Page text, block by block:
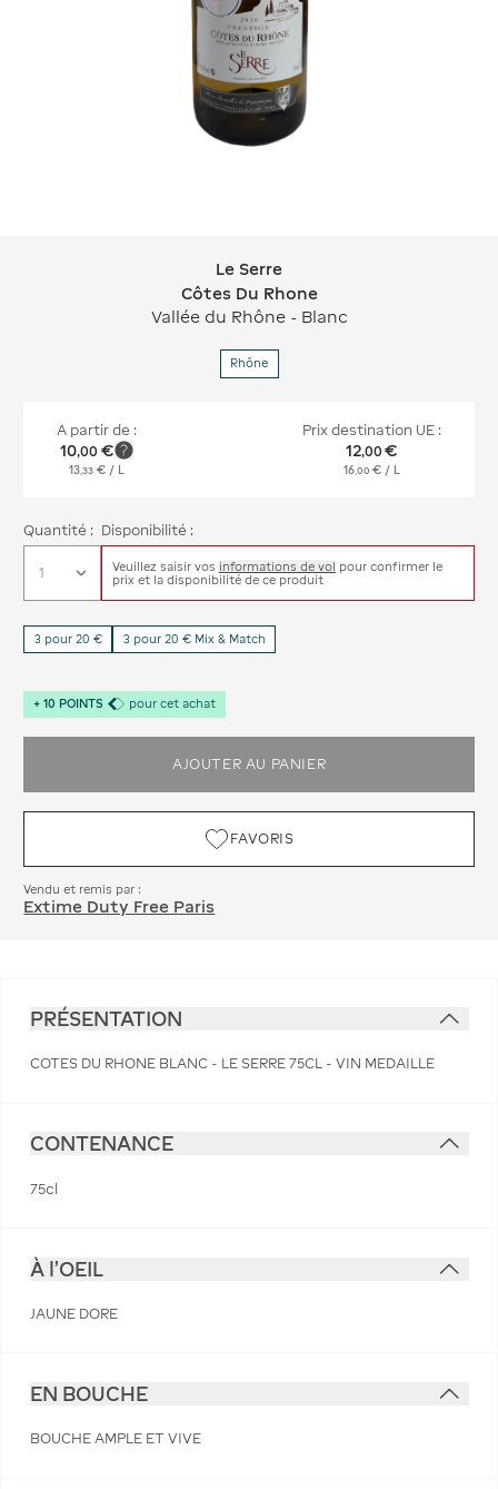
Le Serre Côtes Du Rhone
Le Serre
Côtes Du Rhone
Vallée du Rhône - Blanc
Rhône
A partir de :
10,00 €
13 ,33 € / L
Prix destination UE :
12,00 €
16, 00 € / L
Quantité : Disponibilité :
Veuillez saisir vos informations de vol pour confirmer le
prix et la disponibilité de ce produit
3 pour 20 € 3 pour 20 € Mix & Match
+ 10 POINTS pour cet achat
AJOUTER AU PANIER
FAVORIS
Vendu et remis par :
Extime Duty Free Paris
PRÉSENTATION
COTES DU RHONE BLANC - LE SERRE 75CL - VIN MEDAILLE
CONTENANCE
75cl
À l'OEIL
JAUNE DORE
EN BOUCHE
BOUCHE AMPLE ET VIVE